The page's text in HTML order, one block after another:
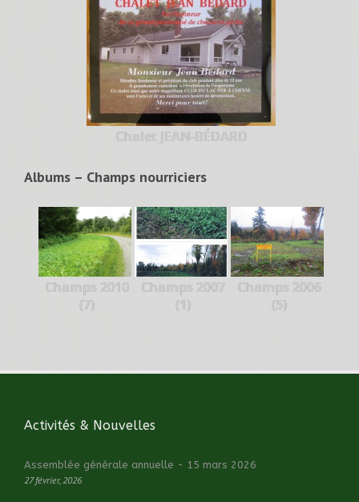
Chalet JEAN-BÉDARD
Albums – Champs nourriciers
Champs 2010
(7)
Champs 2007
(1)
Champs 2006
(5)
Activités & Nouvelles
Assemblée générale annuelle - 15 mars 2026
27 février, 2026